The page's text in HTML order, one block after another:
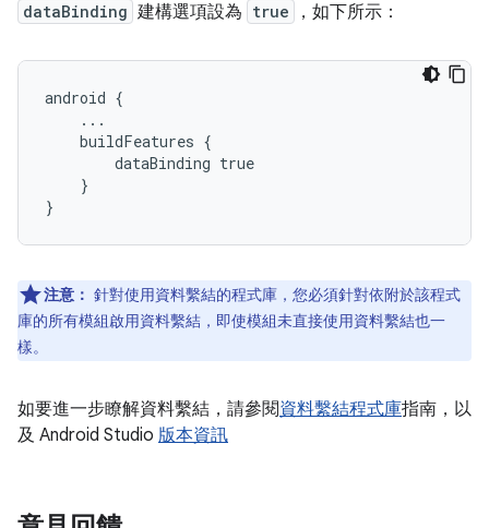
dataBinding 建構選項設為 true ，如下所示：
android {
    ...
    buildFeatures {
        dataBinding true
    }
注意： 針對使用資料繫結的程式庫，您必須針對依附於該程式
庫的所有模組啟用資料繫結，即使模組未直接使用資料繫結也一
樣。
如要進一步瞭解資料繫結，請參閱資料繫結程式庫指南，以
及 Android Studio 版本資訊